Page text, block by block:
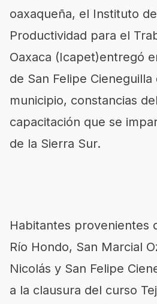
oaxaqueña, el Instituto
Productividad para el
Oaxaca (Icapet)entregó
de San Felipe Cieneguilla
municipio, constancias
capacitación que se
de la Sierra Sur.
Habitantes provenientes
Río Hondo, San Marcial
Nicolás y San Felipe
a la clausura del curso